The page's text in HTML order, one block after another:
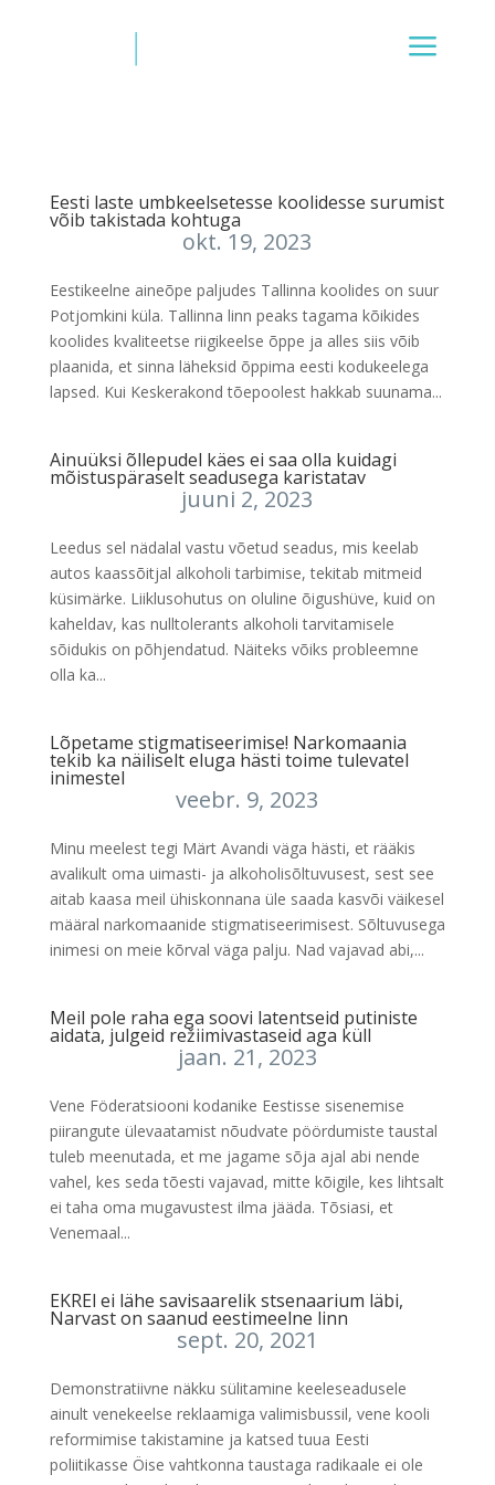
Eesti laste umbkeelsetesse koolidesse surumist
võib takistada kohtuga
okt. 19, 2023
Eestikeelne aineõpe paljudes Tallinna koolides on suur
Potjomkini küla. Tallinna linn peaks tagama kõikides
koolides kvaliteetse riigikeelse õppe ja alles siis võib
plaanida, et sinna läheksid õppima eesti kodukeelega
lapsed. Kui Keskerakond tõepoolest hakkab suunama...
Ainuüksi õllepudel käes ei saa olla kuidagi
mõistuspäraselt seadusega karistatav
juuni 2, 2023
Leedus sel nädalal vastu võetud seadus, mis keelab
autos kaassõitjal alkoholi tarbimise, tekitab mitmeid
küsimärke. Liiklusohutus on oluline õigushüve, kuid on
kaheldav, kas nulltolerants alkoholi tarvitamisele
sõidukis on põhjendatud. Näiteks võiks probleemne
olla ka...
Lõpetame stigmatiseerimise! Narkomaania
tekib ka näiliselt eluga hästi toime tulevatel
inimestel
veebr. 9, 2023
Minu meelest tegi Märt Avandi väga hästi, et rääkis
avalikult oma uimasti- ja alkoholisõltuvusest, sest see
aitab kaasa meil ühiskonnana üle saada kasvõi väikesel
määral narkomaanide stigmatiseerimisest. Sõltuvusega
inimesi on meie kõrval väga palju. Nad vajavad abi,...
Meil pole raha ega soovi latentseid putiniste
aidata, julgeid režiimivastaseid aga küll
jaan. 21, 2023
Vene Föderatsiooni kodanike Eestisse sisenemise
piirangute ülevaatamist nõudvate pöördumiste taustal
tuleb meenutada, et me jagame sõja ajal abi nende
vahel, kes seda tõesti vajavad, mitte kõigile, kes lihtsalt
ei taha oma mugavustest ilma jääda. Tõsiasi, et
Venemaal...
EKREl ei lähe savisaarelik stsenaarium läbi,
Narvast on saanud eestimeelne linn
sept. 20, 2021
Demonstratiivne näkku sülitamine keeleseadusele
ainult venekeelse reklaamiga valimisbussil, vene kooli
reformimise takistamine ja katsed tuua Eesti
poliitikasse Öise vahtkonna taustaga radikaale ei ole